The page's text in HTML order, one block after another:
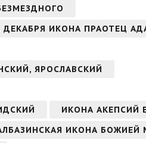
ДЕКАБРЯ ИКОНА ПРАОТЕЦ
ЯРОСЛАВСКИЙ
ИКОНА АКЕПСИЙ
ИКОНА БОЖИЕЙ